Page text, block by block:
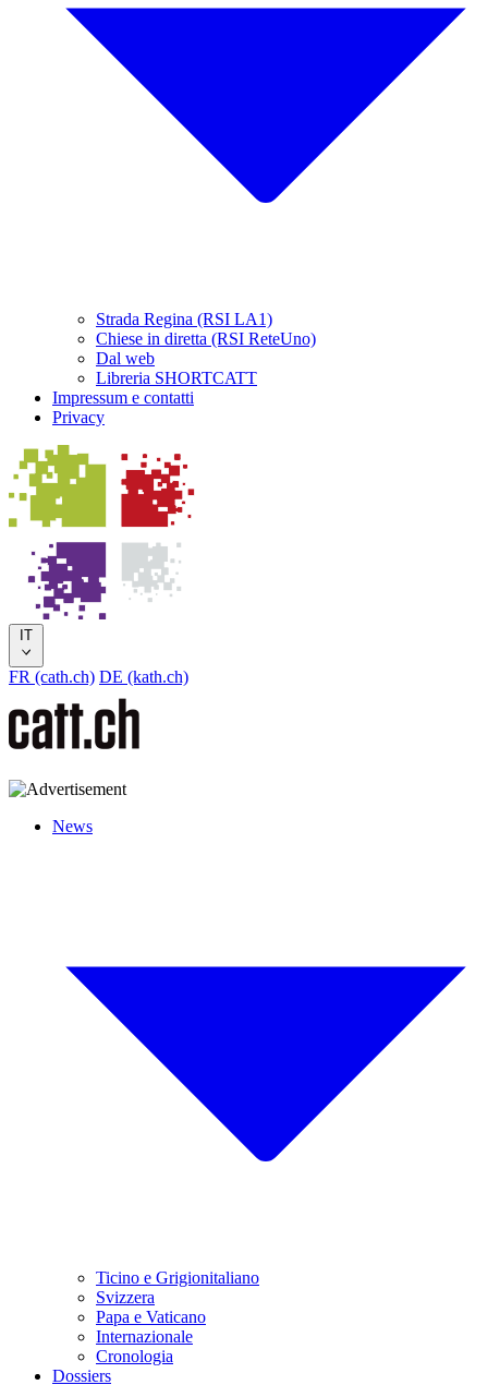
Strada Regina (RSI LA1)
Chiese in diretta (RSI ReteUno)
Dal web
Libreria SHORTCATT
Impressum e contatti
Privacy
IT
FR (cath.ch) DE (kath.ch)
News
Ticino e Grigionitaliano
Svizzera
Papa e Vaticano
Internazionale
Cronologia
Dossiers